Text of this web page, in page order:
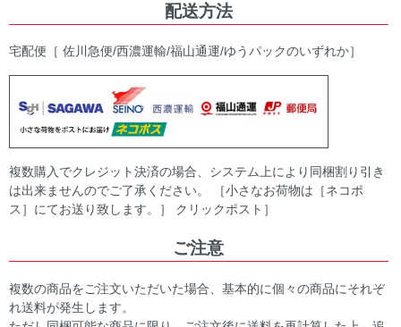
配送方法
宅配便［ 佐川急便/西濃運輸/福山通運/ゆうパックのいずれか］
複数購入でクレジット決済の場合、システム上により同梱割り引き
は出来ませんのでご了承ください。 ［小さなお荷物は［ネコポ
ス］にてお送り致します。］ クリックポスト］
ご注意
複数の商品をご注文いただいた場合、基本的に個々の商品にそれぞ
れ送料が発生します。